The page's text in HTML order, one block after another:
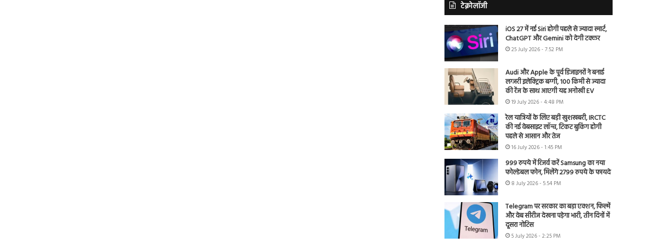
टेक्नोलॉजी
iOS 27 में नई Siri होगी पहले से ज्यादा स्मार्ट,
ChatGPT और Gemini को देगी टक्कर
25 July 2026 - 7:52 PM
Audi और Apple के पूर्व डिजाइनरों ने बनाई
लग्जरी इलेक्ट्रिक बग्गी, 100 किमी से ज्यादा
की रेंज के साथ आएगी यह अनोखी EV
19 July 2026 - 4:48 PM
रेल यात्रियों के लिए बड़ी खुशखबरी, IRCTC
की नई वेबसाइट लॉन्च, टिकट बुकिंग होगी
पहले से आसान और तेज
16 July 2026 - 1:45 PM
999 रुपये में रिजर्व करें Samsung का नया
फोल्डेबल फोन, मिलेंगे 2799 रुपये के फायदे
8 July 2026 - 5:54 PM
Telegram पर सरकार का बड़ा एक्शन, फिल्में
और वेब सीरीज देखना पड़ेगा भारी, तीन दिनों में
दूसरा नोटिस
5 July 2026 - 2:25 PM